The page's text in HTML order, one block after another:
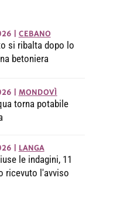
CEBANO
si ribalta dopo lo
betoniera
MONDOVÌ
torna potabile
LANGA
le indagini, 11
ricevuto l'avviso